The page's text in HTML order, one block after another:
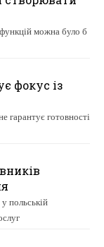
можна було б
фокус із
гарантує готовності
польській